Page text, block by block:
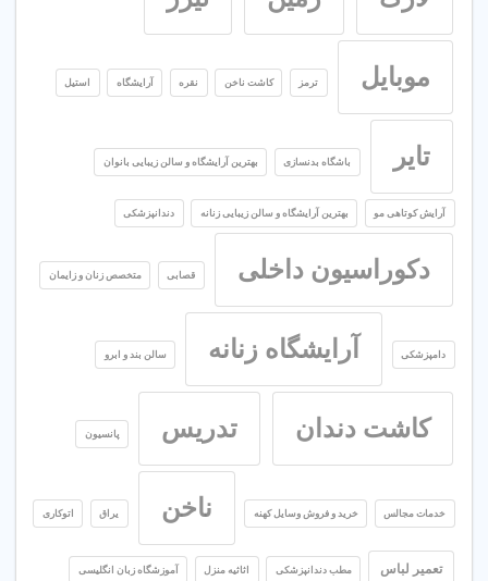
موبایل ترمز کاشت ناخن نقره آرایشگاه استیل
تایر باشگاه بدنسازی بهترین آرایشگاه و سالن زیبایی بانوان
آرایش کوتاهی مو بهترین آرایشگاه و سالن زیبایی زنانه دندانپزشکی
دکوراسیون داخلی قصابی متخصص زنان و زایمان
دامپزشکی آرایشگاه زنانه سالن بند و ابرو
کاشت دندان تدریس پانسیون
خدمات مجالس خرید و فروش وسایل کهنه ناخن یراق اتوکاری
تعمیر لباس مطب دندانپزشکی اثاثیه منزل آموزشگاه زبان انگلیسی